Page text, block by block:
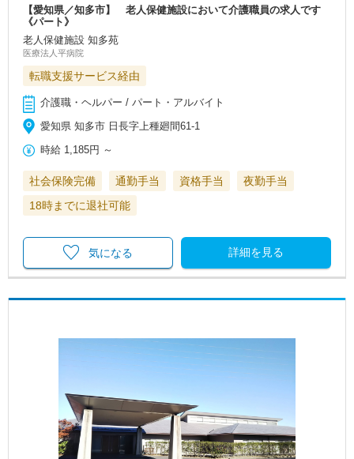
【愛知県／知多市】 老人保健施設において介護職員の求人です
《パート》
老人保健施設 知多苑
医療法人平病院
転職支援サービス経由
介護職・ヘルパー / パート・アルバイト
愛知県 知多市 日長字上種廻間61-1
時給 1,185円 ～
社会保険完備 通勤手当 資格手当
夜勤手当
18時までに退社可能
詳細を見る
気になる